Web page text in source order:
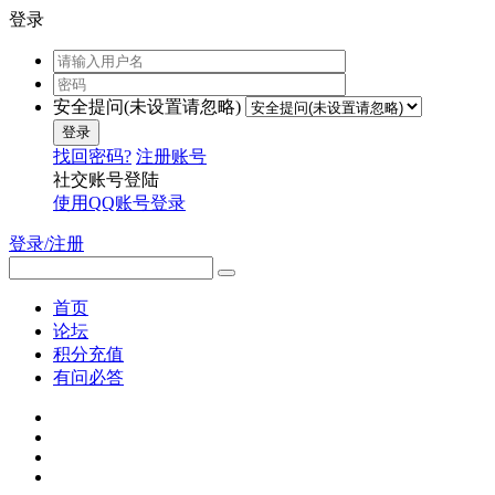
登录
安全提问(未设置请忽略)
登录
找回密码? 注册账号
社交账号登陆
使用QQ账号登录
登录/注册
首页
论坛
积分充值
有问必答